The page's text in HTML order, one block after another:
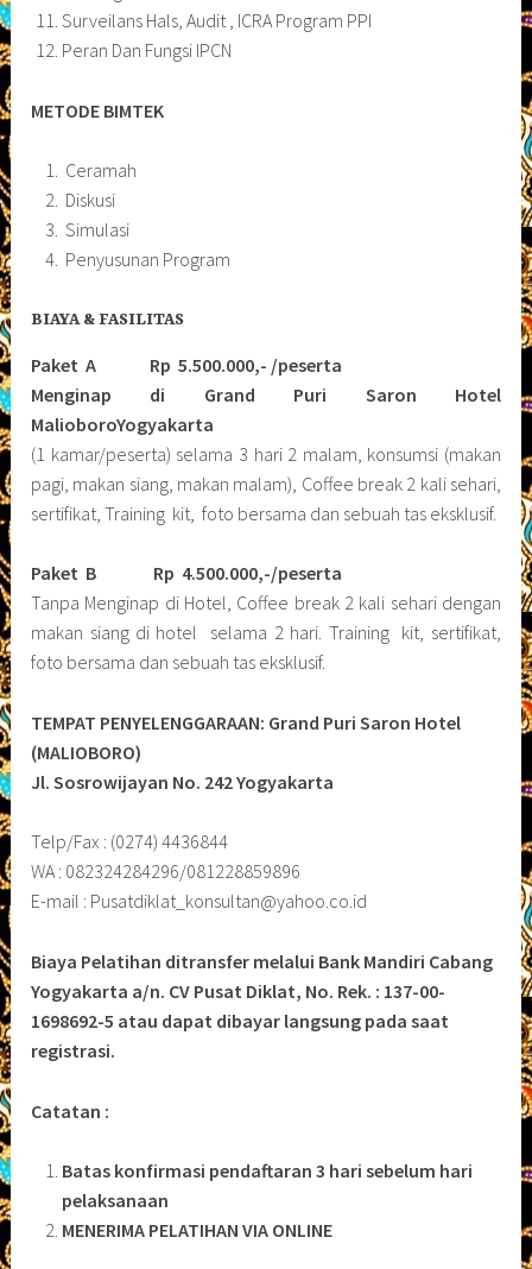
Surveilans Hals, Audit , ICRA Program PPI
Peran Dan Fungsi IPCN
METODE BIMTEK
Ceramah
Diskusi
Simulasi
Penyusunan Program
BIAYA & FASILITAS
Paket A Rp 5.500.000,- /peserta
Menginap di Grand Puri Saron Hotel
MalioboroYogyakarta
(1 kamar/peserta) selama 3 hari 2 malam, konsumsi (makan
pagi, makan siang, makan malam), Coffee break 2 kali sehari,
sertifikat, Training kit, foto bersama dan sebuah tas eksklusif.
Paket B
Rp 4.500.000,-/peserta
Tanpa Menginap di Hotel, Coffee break 2 kali sehari dengan
makan siang di hotel selama 2 hari. Training kit, sertifikat,
foto bersama dan sebuah tas eksklusif.
TEMPAT PENYELENGGARAAN: Grand Puri Saron Hotel
(MALIOBORO)
Jl. Sosrowijayan No. 242 Yogyakarta
Telp/Fax : (0274) 4436844
WA : 082324284296/081228859896
E-mail : Pusatdiklat_konsultan@yahoo.co.id
Biaya Pelatihan ditransfer melalui Bank Mandiri Cabang
Yogyakarta a/n. CV Pusat Diklat, No. Rek. : 137-00-
1698692-5 atau dapat dibayar langsung pada saat
registrasi.
Catatan :
Batas konfirmasi pendaftaran 3 hari sebelum hari
pelaksanaan
MENERIMA PELATIHAN VIA ONLINE